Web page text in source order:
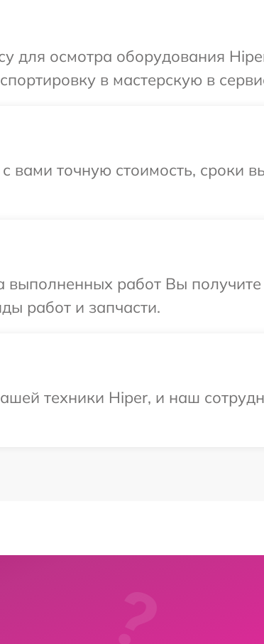
для осмотра оборудования
в мастерскую в
вами точную стоимость, сроки
выполненных работ Вы
работ и запчасти.
техники Hiper, и наш